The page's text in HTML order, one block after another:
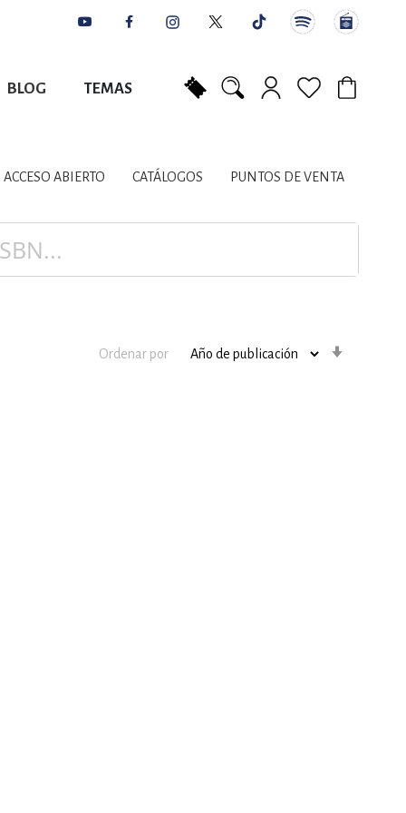
BLOG TEMAS
LITERARIOS
PLANIFICACIÓN
ACCESO ABIERTO CATÁLOGOS PUNTOS DE VENTA
Ordenar por